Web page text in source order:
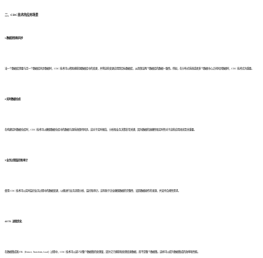
二、CDC技术的应用场景
1.数据复制和同步
当一个数据库需要与另一个数据库同步数据时，CDC 技术可以帮助捕获源数据库中的变更，并将这些变更应用到目标数据库，从而保证两个数据库的数据一致性。例如，在分布式系统或者多个数据中心之间同步数据时，CDC 技术尤为重要。
2.实时数据仓库
在构建实时数据仓库时，CDC 技术可以确保数据仓库中的数据与源系统保持同步。这对于实时报告、分析和业务决策非常关键，因为数据的准确性和实时性对于这些应用来说至关重要。
3.业务过程监控和审计
使用 CDC 技术可以实时监控业务过程中的数据变更，以便进行业务流程分析、监控和审计。这有助于企业确保数据的完整性、追踪数据操作的来源，并支持合规性需求。
4.ETL 进程优化
在数据集成和 ETL（Extract, Transform, Load）过程中，CDC 技术可以减少对整个数据集的处理量，因为它只捕获和处理变更数据，而不是整个数据集。这样可以提升数据集成的效率和性能。